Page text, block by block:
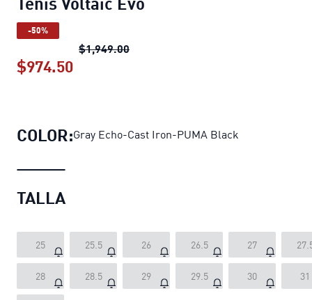
-50%
$1,949.00Tenis Voltaic Evo
$974.50
COLOR:Gray Echo-Cast Iron-PUMA Black
TALLA
25 25.5 26 26.5 27
28 28.5 29 29.5 30 31